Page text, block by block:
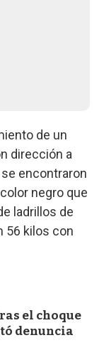
de un
dirección a
encontraron
negro que
ladrillos de
56 kilos con
el choque
denuncia